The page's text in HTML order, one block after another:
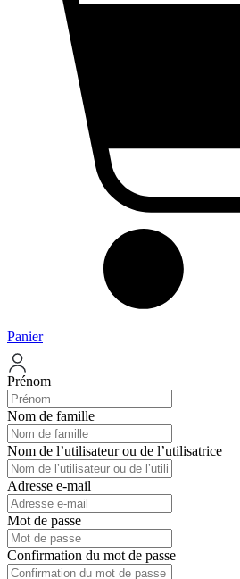
Panier
Prénom
Nom de famille
Nom de l’utilisateur ou de l’utilisatrice
Adresse e-mail
Mot de passe
Confirmation du mot de passe